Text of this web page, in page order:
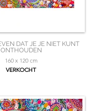
DAT JE JE NIET KUNT
ONTHOUDEN
160 x 120 cm
VERKOCHT